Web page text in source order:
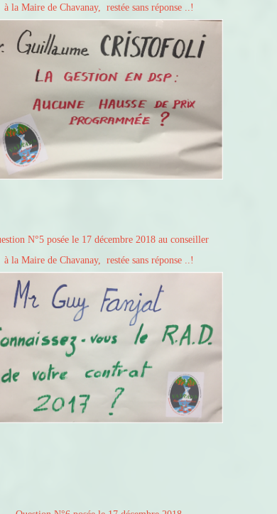
à la Maire de Chavanay, restée sans réponse ..!
N°5 posée le 17 décembre 2018 au conseiller
à la Maire de Chavanay, restée sans réponse ..!